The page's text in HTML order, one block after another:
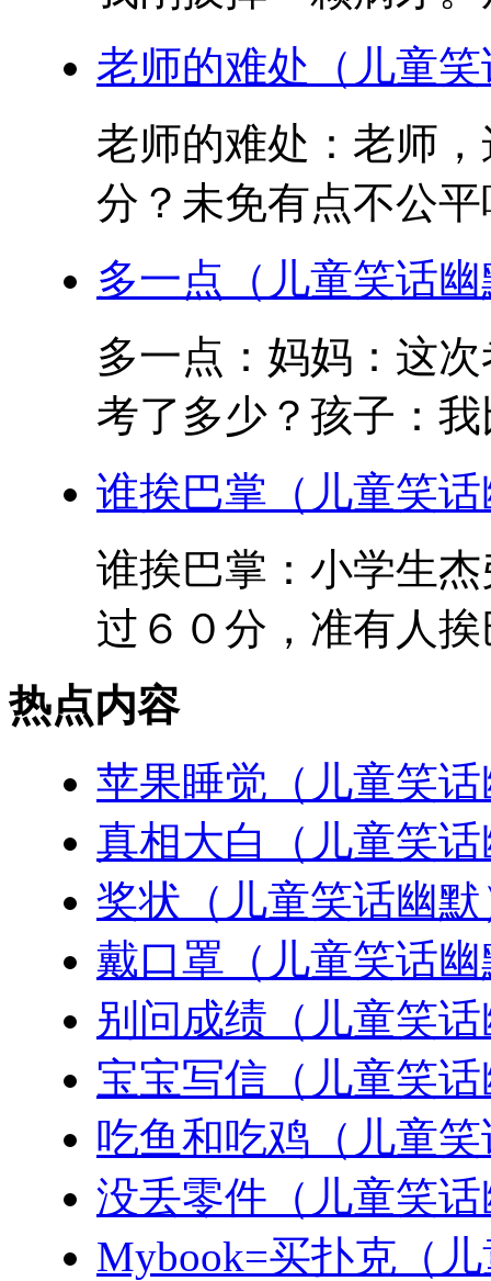
老师的难处（儿童
老师的难处：老师
分？未免有点不公
多一点（儿童笑话
多一点：妈妈：这
考了多少？孩子：
谁挨巴掌（儿童笑
谁挨巴掌：小学生
过６０分，准有人
热点内容
苹果睡觉（儿童笑
真相大白（儿童笑
奖状（儿童笑话幽默
戴口罩（儿童笑话
别问成绩（儿童笑
宝宝写信（儿童笑
吃鱼和吃鸡（儿童
没丢零件（儿童笑
Mybook=买扑克（